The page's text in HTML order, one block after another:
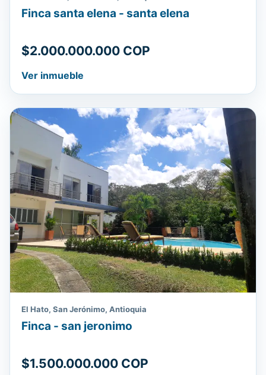
Finca santa elena - santa elena
$2.000.000.000 COP
Ver inmueble
El Hato, San Jerónimo, Antioquia
Finca - san jeronimo
$1.500.000.000 COP